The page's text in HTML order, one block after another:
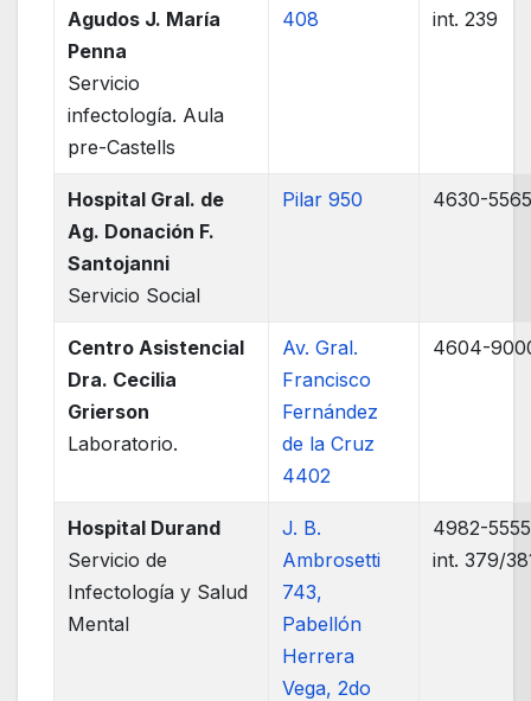
Agudos J. María
Penna
Servicio
infectología. Aula
pre-Castells
408
int. 239
Hospital Gral. de
Ag. Donación F.
Santojanni
Servicio Social
Pilar 950 4630-
Centro Asistencial
Dra. Cecilia
Grierson
Laboratorio.
Av. Gral.
Francisco
Fernández
de la Cruz
4402
4604-
Hospital Durand
Servicio de
Infectología y Salud
Mental
J. B.
Ambrosetti
743,
Pabellón
Herrera
Vega, 2do
4982-5555
int. 379/